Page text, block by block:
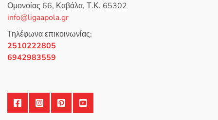
α
π
ό
5
μπορούν
να
επιλεγούν
Ομονοίας 66, Καβάλα, Τ.Κ. 65302
info@ligaapola.gr
Τηλέφωνα επικοινωνίας:
2510222805
6942983559